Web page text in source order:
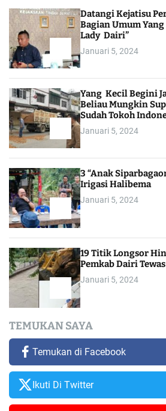
Datangi Kejatisu
Bagian Umum
Lady Dairi”
Januari 5, 2024
Yang Kecil Begini
Beliau Mungkin
Sudah Tokoh
Januari 5, 2024
3 “Anak
Irigasi Halibema
Januari 5, 2024
19 Titik Longsor
Pemkab Dairi Tewas
Januari 5, 2024
TEMUKAN SAYA
Temukan di Facebook
Ikuti Di Twitter